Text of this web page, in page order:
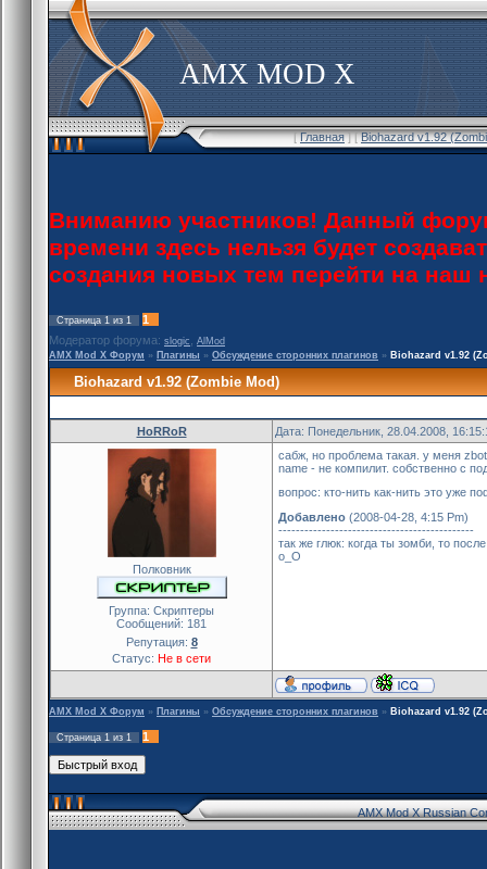
AMX MOD X
[Главная] [Biohazard v1.92
Вниманию участников! Данный
времени здесь нельзя будет
создания новых тем перейти на
Страница 1 из 1
1
Модератор форума: slogic
AlMod
AMX Mod X Форум » Плагины » Обсуждение сторонних плагинов » Biohazard v1.92
Biohazard v1.92 (Zombie Mod)
HoRRoR Дата: Понедельник, 28.04.2008,
Полковник
Группа: Скриптеры
Сообщений: 181
Репутация: 8
Статус: Не в сети
сабж, но проблема такая. у меня
name - не компилит. собственно с
вопрос: кто-нить как-нить это уже
Добавлено (2008-04-28, 4:15 Pm)
---------------------------------------------
так же глюк: когда ты зомби, то
o_O
AMX Mod X Форум » Плагины » Обсуждение сторонних плагинов » Biohazard v1.92
Страница 1 из 1 1
AMX Mod X Russian